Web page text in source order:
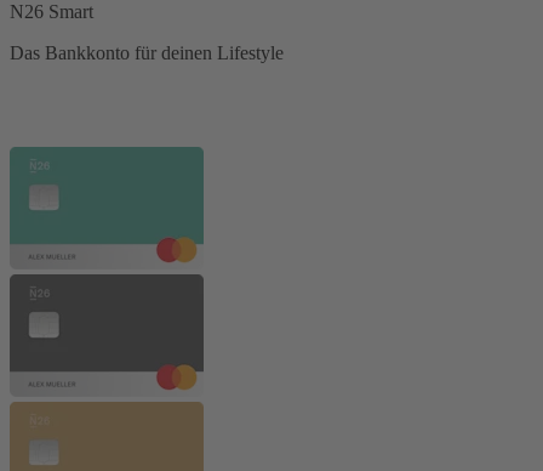
N26 Smart
Das Bankkonto für deinen Lifestyle